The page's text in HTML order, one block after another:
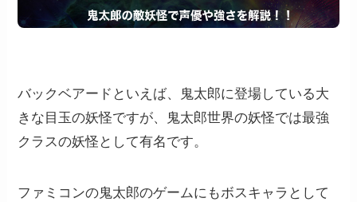
バックベアードといえば、鬼太郎に登場している大
きな目玉の妖怪ですが、鬼太郎世界の妖怪では最強
クラスの妖怪として有名です。
ファミコンの鬼太郎のゲームにもボスキャラとして